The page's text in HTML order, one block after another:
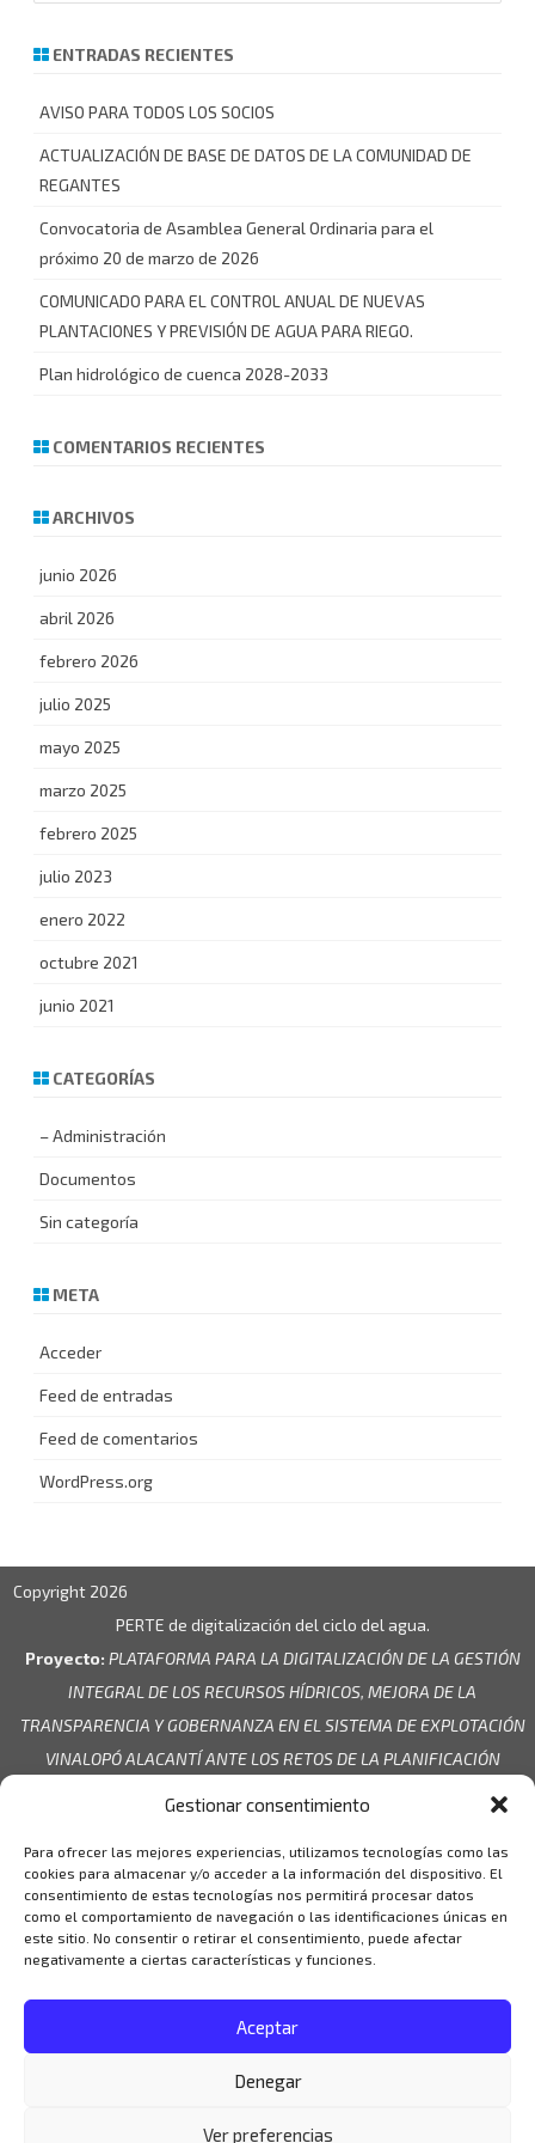
Gestionar consentimiento
Para ofrecer las mejores experiencias, utilizamos tecnologías como las
cookies para almacenar y/o acceder a la información del dispositivo. El
consentimiento de estas tecnologías nos permitirá procesar datos
como el comportamiento de navegación o las identificaciones únicas en
este sitio. No consentir o retirar el consentimiento, puede afectar
negativamente a ciertas características y funciones.
Aceptar
Denegar
Ver preferencias
c
ENTRADAS RECIENTES
AVISO PARA TODOS LOS SOCIOS
ACTUALIZACIÓN DE BASE DE DATOS DE LA COMUNIDAD DE
REGANTES
Convocatoria de Asamblea General Ordinaria para el
próximo 20 de marzo de 2026
COMUNICADO PARA EL CONTROL ANUAL DE NUEVAS
PLANTACIONES Y PREVISIÓN DE AGUA PARA RIEGO.
Plan hidrológico de cuenca 2028-2033
COMENTARIOS RECIENTES
ARCHIVOS
junio 2026
abril 2026
febrero 2026
julio 2025
mayo 2025
marzo 2025
febrero 2025
julio 2023
enero 2022
octubre 2021
junio 2021
CATEGORÍAS
– Administración
Documentos
Sin categoría
META
Acceder
Feed de entradas
Feed de comentarios
WordPress.org
Copyright 2026
PERTE de digitalización del ciclo del agua.
Proyecto: PLATAFORMA PARA LA DIGITALIZACIÓN DE LA GESTIÓN
INTEGRAL DE LOS RECURSOS HÍDRICOS, MEJORA DE LA
TRANSPARENCIA Y GOBERNANZA EN EL SISTEMA DE EXPLOTACIÓN
VINALOPÓ ALACANTÍ ANTE LOS RETOS DE LA PLANIFICACIÓN
Cuantía de la Ayuda:89.130,00 €